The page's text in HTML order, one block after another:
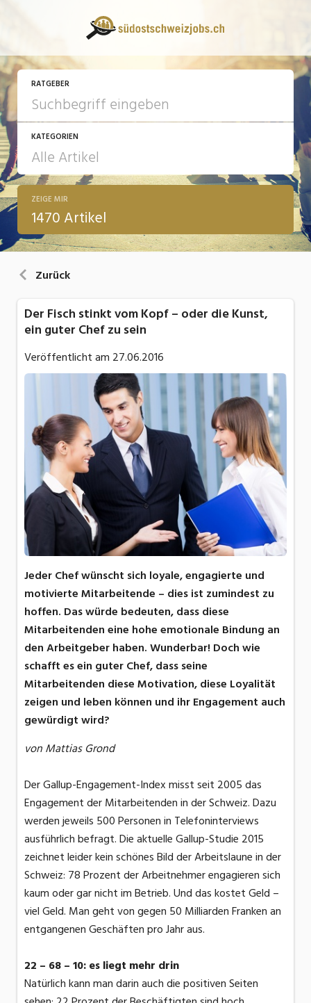
RATGEBER
KATEGORIEN
13 Fragen - 13 Antworten
Arbeit
ZEIGE MIR
1470 Artikel
Zurück
Der Fisch stinkt vom Kopf – oder die Kunst,
ein guter Chef zu sein
Veröffentlicht am 27.06.2016
Jeder Chef wünscht sich loyale, engagierte und
motivierte Mitarbeitende – dies ist zumindest zu
hoffen. Das würde bedeuten, dass diese
Mitarbeitenden eine hohe emotionale Bindung an
den Arbeitgeber haben. Wunderbar! Doch wie
schafft es ein guter Chef, dass seine
Mitarbeitenden diese Motivation, diese Loyalität
zeigen und leben können und ihr Engagement auch
gewürdigt wird?
von Mattias Grond
Der Gallup-Engagement-Index misst seit 2005 das
Engagement der Mitarbeitenden in der Schweiz. Dazu
werden jeweils 500 Personen in Telefoninterviews
ausführlich befragt. Die aktuelle Gallup-Studie 2015
zeichnet leider kein schönes Bild der Arbeitslaune in der
Schweiz: 78 Prozent der Arbeitnehmer engagieren sich
kaum oder gar nicht im Betrieb. Und das kostet Geld –
viel Geld. Man geht von gegen 50 Milliarden Franken an
entgangenen Geschäften pro Jahr aus.
22 – 68 – 10: es liegt mehr drin
Natürlich kann man darin auch die positiven Seiten